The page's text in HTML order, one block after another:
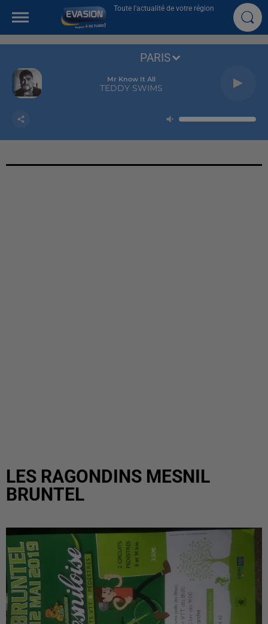
Toute l'actualité de votre région
Mr Know It All
TEDDY SWIMS
PARIS
LES RAGONDINS MESNIL
BRUNTEL